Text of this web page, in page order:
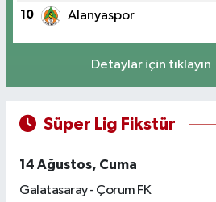
10 Alanyaspor
Detaylar için tıklayın
Süper Lig Fikstür
14 Ağustos, Cuma
Galatasaray - Çorum FK